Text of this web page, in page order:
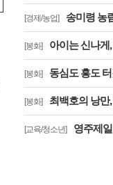
[경제/농업] 송미령 농림축산식
[봉화] 아이는 신나게, 부모는 여
[봉화] 동심도 흥도 터졌
[봉화] 최백호의 낭만, 은어
[교육/청소년] 영주제일고-